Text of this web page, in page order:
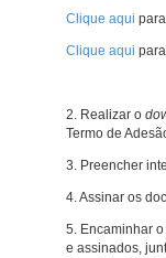
Clique aqui
Clique aqui
2. Realizar o
Termo de
3. Preencher
4. Assinar os
5. Encaminhar
e assinados,